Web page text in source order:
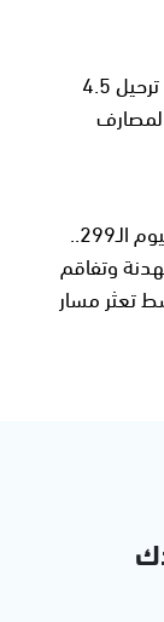
إسرائيل توافق على ترحيل 4.5
غزة تحت القصف لليوم الـ299..
وتفاقم
تعثر مسار